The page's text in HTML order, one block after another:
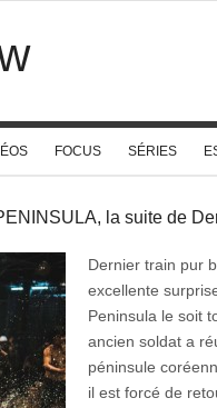
FOCUS SÉRIES
la suite de
Dernier train pur
excellente
Peninsula le soit
ancien soldat a
péninsule
il est forcé de